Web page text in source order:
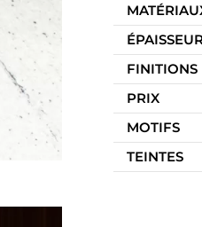
FINITIONS
PRIX
MOTIFS
TEINTES